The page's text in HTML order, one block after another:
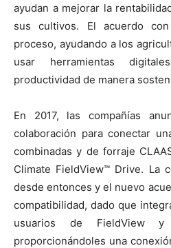
ayudan a mejorar la
sus cultivos. El acuerdo
proceso, ayudando a los
usar herramientas
productividad de manera
En 2017, las compañías
colaboración para conectar
combinadas y de forraje
Climate FieldView™ Drive. La
desde entonces y el nuevo
compatibilidad, dado que
usuarios de FieldView y
proporcionándoles una